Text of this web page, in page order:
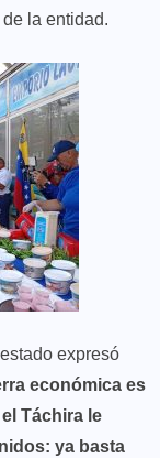
la entidad.
expresó
económica es
Táchira le
ya basta